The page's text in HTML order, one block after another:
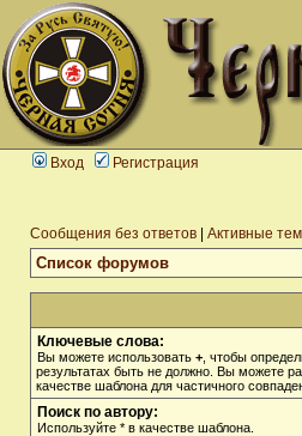
Вход Регистрация
Сообщения без ответов Активные
Список форумов
Ключевые слова:
Вы можете использовать + , чтобы
результатах быть не должно. Вы можете
качестве шаблона для частичного
Поиск по автору:
Используйте * в качестве шаблона.